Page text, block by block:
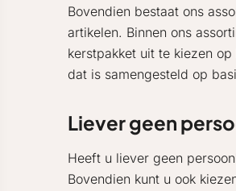
Bovendien bestaat ons
artikelen. Binnen ons
kerstpakket uit te kiezen
dat is samengesteld op
Liever geen
Heeft u liever geen
Bovendien kunt u ook